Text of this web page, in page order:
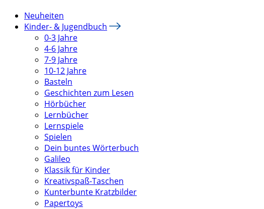
Neuheiten
Kinder- & Jugendbuch
0-3 Jahre
4-6 Jahre
7-9 Jahre
10-12 Jahre
Basteln
Geschichten zum Lesen
Hörbücher
Lernbücher
Lernspiele
Spielen
Dein buntes Wörterbuch
Galileo
Klassik für Kinder
Kreativspaß-Taschen
Kunterbunte Kratzbilder
Papertoys